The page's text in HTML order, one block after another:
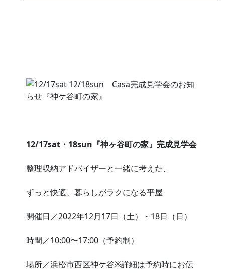
12/17sat・18sun『神ヶ谷町の家』完成見学会
整理収納アドバイザーと一緒に考えた、
ずっと快適、暮らしがラクになる平屋
開催日／2022年12月17日（土）・18日（日）
時間／10:00〜17:00（予約制）
場所／浜松市西区神ケ谷※詳細は予約時にお伝